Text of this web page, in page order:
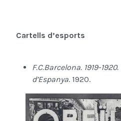
Cartells d’esports
F.C.Barcelona. 1919-
d’Espanya. 1920.